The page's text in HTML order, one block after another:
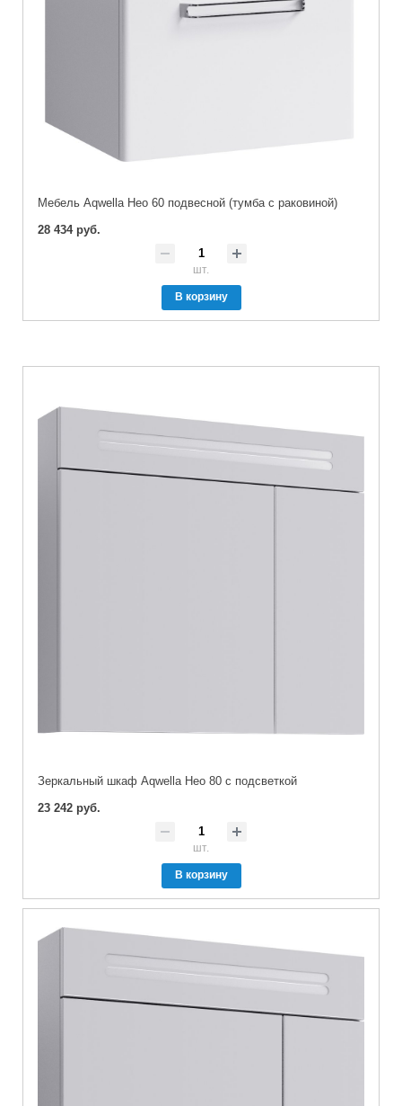
Мебель Aqwella Нео 60 подвесной (тумба с раковиной)
28 434 руб.
шт.
В корзину
Зеркальный шкаф Aqwella Нео 80 с подсветкой
23 242 руб.
шт.
В корзину